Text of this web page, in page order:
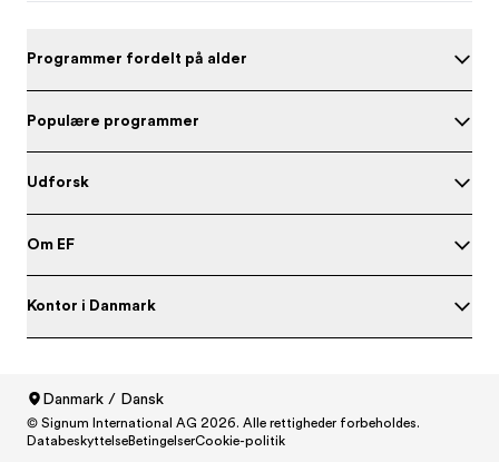
Programmer fordelt på alder
Populære programmer
Udforsk
Om EF
Kontor i Danmark
Danmark / Dansk
North America/Canada / English
North America
/ Canada / Français
© Signum International AG 2026. Alle rettigheder forbeholdes.
DatabeskyttelseBetingelserCookie-politik